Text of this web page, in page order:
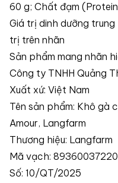
60 g; Chất đạm
Giá trị dinh dưỡng
trị trên nhãn
Sản phẩm mang nhãn
Công ty TNHH Quảng
Xuất xứ: Việt Nam
Tên sản phẩm: Khô gà
Amour, Langfarm
Thương hiệu: Langfarm
Mã vạch:
Số: 10/QT/2025